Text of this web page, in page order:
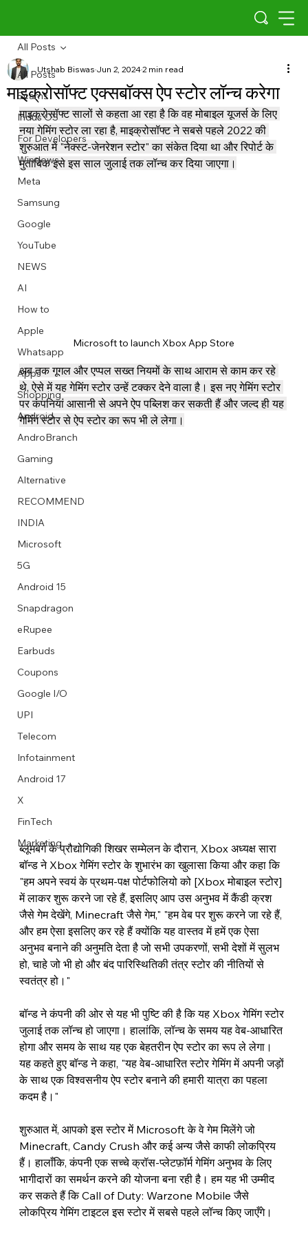
Image Title
Describe your image here
Image Title
Describe your image here
Image Title
Describe your image here
Image Title
Describe your image here
Image Title
Describe your image here
Image Title
Describe your image here
Image Title
Describe your image here
Video Title
Describe your video here
Image Title
Describe your image here
Image Title
Describe your image here
Image Title
Describe your image here
Video Title
Describe your video here
All Posts
Scams
Indus OS
For Developers
Windows
Meta
Samsung
Google
YouTube
NEWS
AI
How to
Apple
Whatsapp
Apps
Shopping
Android
AndroBranch
Gaming
Alternative
RECOMMEND
INDIA
Microsoft
5G
Android 15
Snapdragon
eRupee
Earbuds
Coupons
Google I/O
UPI
Telecom
Infotainment
Android 17
X
FinTech
Marketing
All Posts
माइक्रोसॉफ्ट एक्सबॉक्स ऐप स्टोर लॉन्च करेगा
Utshab BiswasJun 2, 20242 min read
माइक्रोसॉफ्ट सालों से कहता आ रहा है कि वह मोबाइल यूजर्स के लिए
नया गेमिंग स्टोर ला रहा है, माइक्रोसॉफ्ट ने सबसे पहले 2022 की
शुरुआत में "नेक्स्ट-जेनरेशन स्टोर" का संकेत दिया था और रिपोर्ट के
मुताबिक इसे इस साल जुलाई तक लॉन्च कर दिया जाएगा।
Microsoft to launch Xbox App Store
अब तक गूगल और एप्पल सख्त नियमों के साथ आराम से काम कर रहे
थे, ऐसे में यह गेमिंग स्टोर उन्हें टक्कर देने वाला है। इस नए गेमिंग स्टोर
पर कंपनियां आसानी से अपने ऐप पब्लिश कर सकती हैं और जल्द ही यह
गेमिंग स्टोर से ऐप स्टोर का रूप भी ले लेगा।
ब्लूमबर्ग के प्रौद्योगिकी शिखर सम्मेलन के दौरान, Xbox अध्यक्ष सारा
बॉन्ड ने Xbox गेमिंग स्टोर के शुभारंभ का खुलासा किया और कहा कि
"हम अपने स्वयं के प्रथम-पक्ष पोर्टफोलियो को [Xbox मोबाइल स्टोर]
में लाकर शुरू करने जा रहे हैं, इसलिए आप उस अनुभव में कैंडी क्रश
जैसे गेम देखेंगे, Minecraft जैसे गेम," "हम वेब पर शुरू करने जा रहे हैं,
और हम ऐसा इसलिए कर रहे हैं क्योंकि यह वास्तव में हमें एक ऐसा
अनुभव बनाने की अनुमति देता है जो सभी उपकरणों, सभी देशों में सुलभ
हो, चाहे जो भी हो और बंद पारिस्थितिकी तंत्र स्टोर की नीतियों से
स्वतंत्र हो।"
बॉन्ड ने कंपनी की ओर से यह भी पुष्टि की है कि यह Xbox गेमिंग स्टोर
जुलाई तक लॉन्च हो जाएगा। हालांकि, लॉन्च के समय यह वेब-आधारित
होगा और समय के साथ यह एक बेहतरीन ऐप स्टोर का रूप ले लेगा।
यह कहते हुए बॉन्ड ने कहा, "यह वेब-आधारित स्टोर गेमिंग में अपनी जड़ों
के साथ एक विश्वसनीय ऐप स्टोर बनाने की हमारी यात्रा का पहला
कदम है।"
शुरुआत में, आपको इस स्टोर में Microsoft के वे गेम मिलेंगे जो
Minecraft, Candy Crush और कई अन्य जैसे काफी लोकप्रिय
हैं। हालाँकि, कंपनी एक सच्चे क्रॉस-प्लेटफ़ॉर्म गेमिंग अनुभव के लिए
भागीदारों का समर्थन करने की योजना बना रही है। हम यह भी उम्मीद
कर सकते हैं कि Call of Duty: Warzone Mobile जैसे
लोकप्रिय गेमिंग टाइटल इस स्टोर में सबसे पहले लॉन्च किए जाएँगे।